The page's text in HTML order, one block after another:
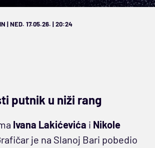
| NED. 17.05.26. | 20:24
putnik u niži rang
Ivana Lakićevića i Nikole
je na Slanoj Bari pobedio